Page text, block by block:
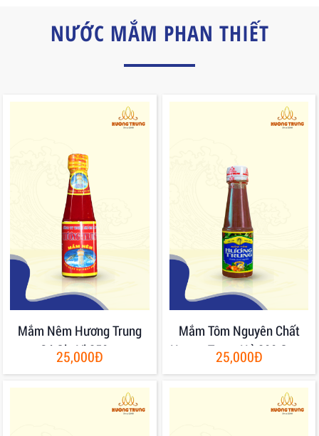
NƯỚC MẮM PHAN THIẾT
Mắm Nêm Hương Trung
Có Gia Vị 250gr
25,000Đ
Mắm Tôm Nguyên Chất
Hương Trung Hủ 200 Gram
25,000Đ